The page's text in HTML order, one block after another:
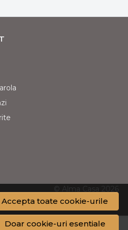
Accepta toate cookie-urile
Doar cookie-uri esentiale
© Alma Casa 2026